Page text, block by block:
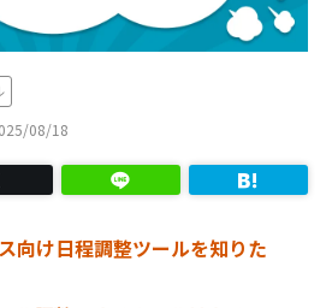
08/18
向け日程調整ツールを知りた